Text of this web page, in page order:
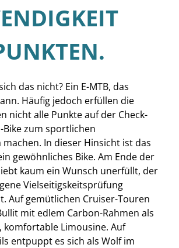
das nicht? Ein E-MTB, das
Häufig jedoch erfüllen die
nicht alle Punkte auf der Check-
Bike zum sportlichen
machen. In dieser Hinsicht ist das
gewöhnliches Bike. Am Ende der
kaum ein Wunsch unerfüllt, der
Vielseitigskeitsprüfung
Auf gemütlichen Cruiser-Touren
mit edlem Carbon-Rahmen als
Limousine. Auf
entpuppt es sich als Wolf im